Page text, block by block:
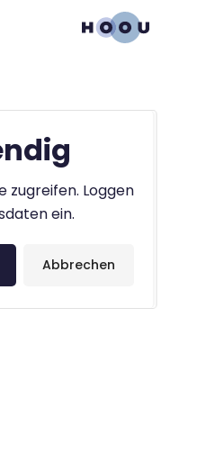
zugreifen. Loggen
ein.
Abbrechen